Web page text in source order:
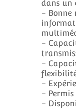
dans un
–
–
–
–
– Permis
–